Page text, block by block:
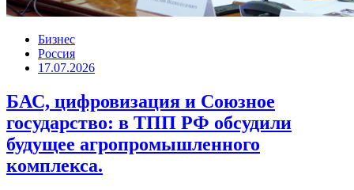
Бизнес
Россия
17.07.2026
БАС, цифровизация и Союзное
государство: в ТПП РФ обсудили
будущее агропромышленного
комплекса.